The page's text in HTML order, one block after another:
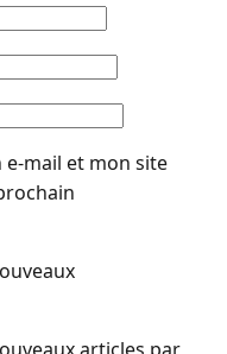
mail et mon site